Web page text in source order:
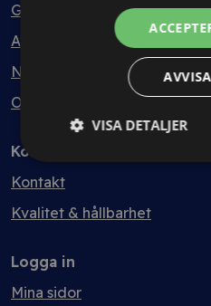
Guider
Avtalsmallar
Nyheter
Ordlista
Kontakt
Kontakt
Kvalitet & hållbarhet
Logga in
Mina sidor
VISA DETALJER